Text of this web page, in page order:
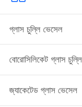
গ্লাস চুল্লি ভেসেল
বোরোসিলিকেট গ্লাস চুল্লি
জ্যাকেটেড গ্লাস ভেসেল